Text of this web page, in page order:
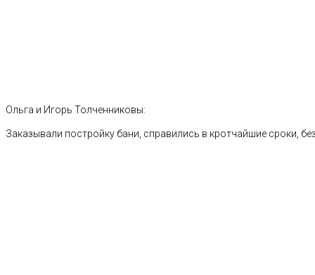
Ольга и Игорь Толченниковы:
Заказывали постройку бани, справились в кротчайшие сроки,